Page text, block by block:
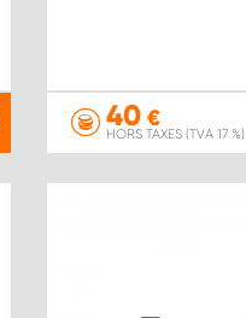
40 €
HORS TAXES (TVA 17 %)